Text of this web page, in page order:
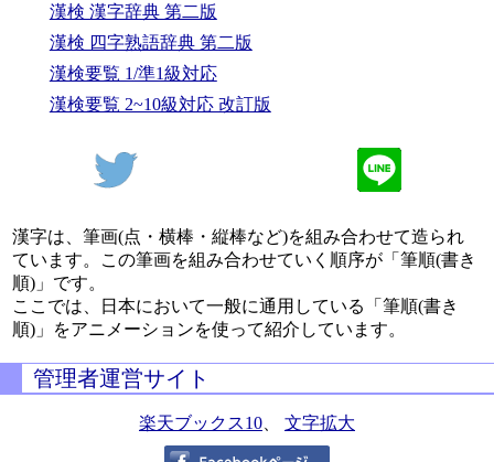
漢検 漢字辞典 第二版
漢検 四字熟語辞典 第二版
漢検要覧 1/準1級対応
漢検要覧 2~10級対応 改訂版
漢字は、筆画(点・横棒・縦棒など)を組み合わせて造られ
ています。この筆画を組み合わせていく順序が「筆順(書き
順)」です。
ここでは、日本において一般に通用している「筆順(書き
順)」をアニメーションを使って紹介しています。
管理者運営サイト
楽天ブックス10 文字拡大